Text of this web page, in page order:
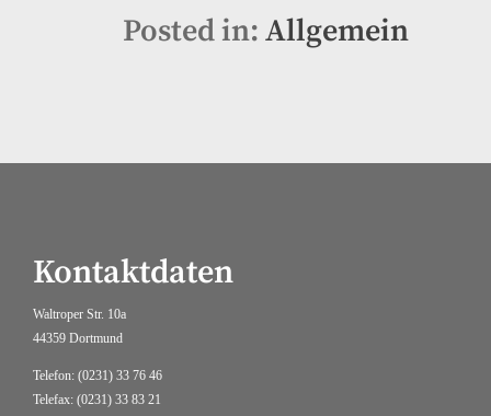
Posted in: Allgemein
Kontaktdaten
Waltroper Str. 10a
44359 Dortmund
Telefon: (0231) 33 76 46
Telefax: (0231) 33 83 21